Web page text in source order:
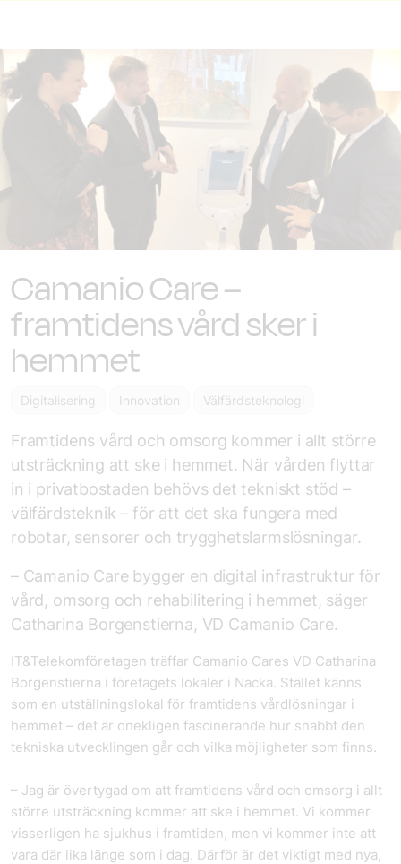
Camanio Care –
framtidens vård sker i
hemmet
Digitalisering Innovation Välfärdsteknologi
Framtidens vård och omsorg kommer i allt större
utsträckning att ske i hemmet. När vården flyttar
in i privatbostaden behövs det tekniskt stöd –
välfärdsteknik – för att det ska fungera med
robotar, sensorer och trygghetslarmslösningar.
– Camanio Care bygger en digital infrastruktur för
vård, omsorg och rehabilitering i hemmet, säger
Catharina Borgenstierna, VD Camanio Care.
IT&Telekomföretagen träffar Camanio Cares VD Catharina
Borgenstierna i företagets lokaler i Nacka. Stället känns
som en utställningslokal för framtidens vårdlösningar i
hemmet – det är onekligen fascinerande hur snabbt den
tekniska utvecklingen går och vilka möjligheter som finns.
– Jag är övertygad om att framtidens vård och omsorg i allt
större utsträckning kommer att ske i hemmet. Vi kommer
visserligen ha sjukhus i framtiden, men vi kommer inte att
vara där lika länge som i dag. Därför är det viktigt med nya,